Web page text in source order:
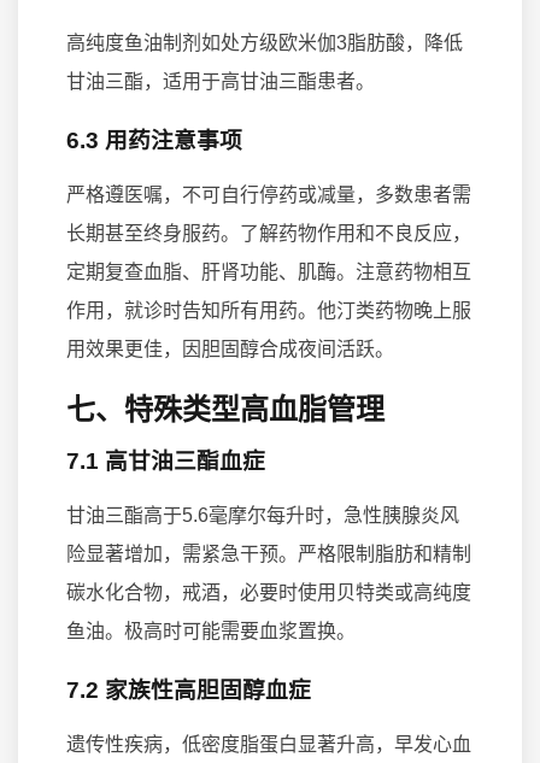
高纯度鱼油制剂如处方级欧米伽3脂肪酸，降低
甘油三酯，适用于高甘油三酯患者。
6.3 用药注意事项
严格遵医嘱，不可自行停药或减量，多数患者需
长期甚至终身服药。了解药物作用和不良反应，
定期复查血脂、肝肾功能、肌酶。注意药物相互
作用，就诊时告知所有用药。他汀类药物晚上服
用效果更佳，因胆固醇合成夜间活跃。
七、特殊类型高血脂管理
7.1 高甘油三酯血症
甘油三酯高于5.6毫摩尔每升时，急性胰腺炎风
险显著增加，需紧急干预。严格限制脂肪和精制
碳水化合物，戒酒，必要时使用贝特类或高纯度
鱼油。极高时可能需要血浆置换。
7.2 家族性高胆固醇血症
遗传性疾病，低密度脂蛋白显著升高，早发心血